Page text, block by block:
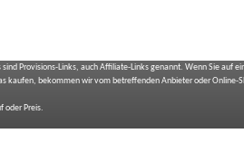
Provisions-Links, auch Affiliate-Links genannt. Wenn Sie auf
kaufen, bekommen wir vom betreffenden Anbieter oder Online-
oder Preis.